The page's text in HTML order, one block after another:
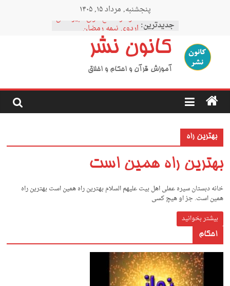
پنجشنبه, مرداد ۱۵, ۱۴۰۵
جدیدترین:
نمودار مقطع فوق دبیرستان
اردوی نیمه رمضان
اردوی نیمه شعبان
اردوی غدیر
اردوی محرم
کانون نشر
آموزش قرآن و احکام و اخلاق
بهترین راه
بهترین راه همین است
خانه دبستان سیره عملی اهل بیت علیهم السلام بهترین راه همین است بهترین راه
همین است. جز او هیچ کسی
بیشتر بخوانید
احکام